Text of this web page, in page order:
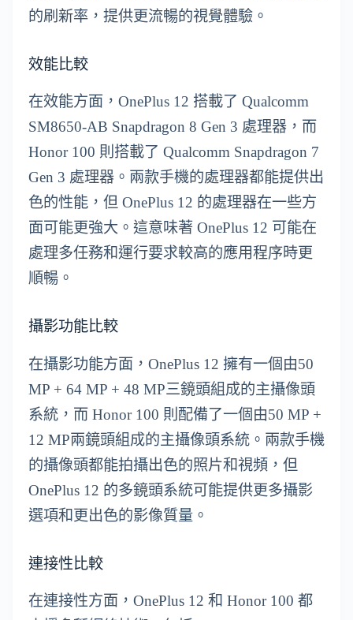
的刷新率，提供更流暢的視覺體驗。
效能比較
在效能方面，OnePlus 12 搭載了 Qualcomm
SM8650-AB Snapdragon 8 Gen 3 處理器，而
Honor 100 則搭載了 Qualcomm Snapdragon 7
Gen 3 處理器。兩款手機的處理器都能提供出
色的性能，但 OnePlus 12 的處理器在一些方
面可能更強大。這意味著 OnePlus 12 可能在
處理多任務和運行要求較高的應用程序時更
順暢。
攝影功能比較
在攝影功能方面，OnePlus 12 擁有一個由50
MP + 64 MP + 48 MP三鏡頭組成的主攝像頭
系統，而 Honor 100 則配備了一個由50 MP +
12 MP兩鏡頭組成的主攝像頭系統。兩款手機
的攝像頭都能拍攝出色的照片和視頻，但
OnePlus 12 的多鏡頭系統可能提供更多攝影
選項和更出色的影像質量。
連接性比較
在連接性方面，OnePlus 12 和 Honor 100 都